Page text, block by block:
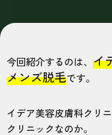
今回紹介するのは、イ
メンズ脱毛です。
イデア美容皮膚科クリ
クリニックなのか。